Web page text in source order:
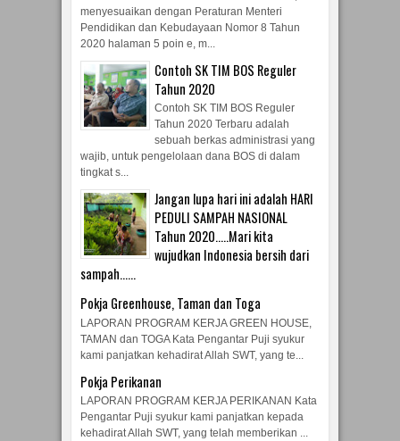
menyesuaikan dengan Peraturan Menteri
Pendidikan dan Kebudayaan Nomor 8 Tahun
2020 halaman 5 poin e, m...
Contoh SK TIM BOS Reguler
Tahun 2020
Contoh SK TIM BOS Reguler
Tahun 2020 Terbaru adalah
sebuah berkas administrasi yang
wajib, untuk pengelolaan dana BOS di dalam
tingkat s...
Jangan lupa hari ini adalah HARI
PEDULI SAMPAH NASIONAL
Tahun 2020.....Mari kita
wujudkan Indonesia bersih dari
sampah......
Pokja Greenhouse, Taman dan Toga
LAPORAN PROGRAM KERJA GREEN HOUSE,
TAMAN dan TOGA Kata Pengantar Puji syukur
kami panjatkan kehadirat Allah SWT, yang te...
Pokja Perikanan
LAPORAN PROGRAM KERJA PERIKANAN Kata
Pengantar Puji syukur kami panjatkan kepada
kehadirat Allah SWT, yang telah memberikan ...